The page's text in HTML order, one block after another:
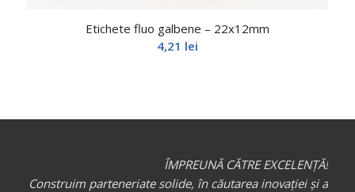
Etichete fluo galbene – 22x12mm
4,21 lei
ÎMPREUNĂ CĂTRE EXCELENȚĂ!
Construim parteneriate solide, în căutarea inovației și a